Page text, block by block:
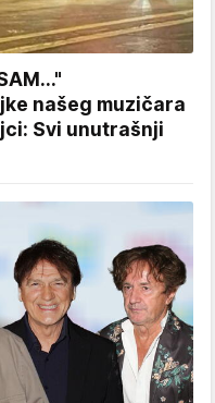
našeg muzičara
Svi unutrašnji